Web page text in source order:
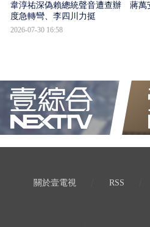
韋淳祐深偽賴總統聲音遭查辦 蔣萬
度急轉彎、李四川力挺
2026-07-30 16:58
關於壹電視 RSS